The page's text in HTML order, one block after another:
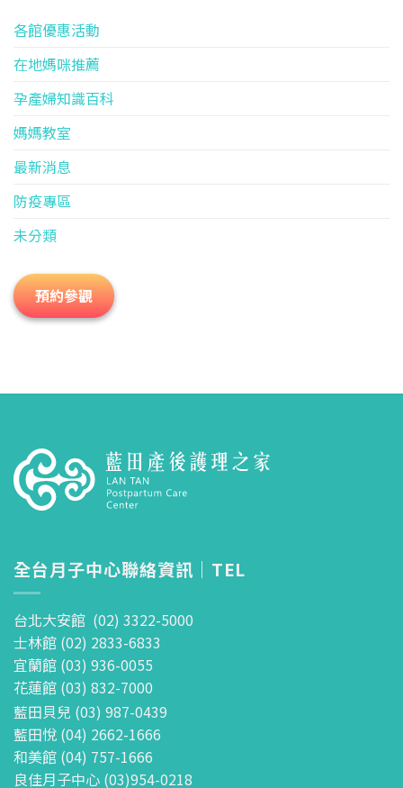
各館優惠活動
在地媽咪推薦
孕產婦知識百科
媽媽教室
最新消息
防疫專區
未分類
預約參觀
全台月子中心聯絡資訊｜TEL
台北大安館 (02) 3322-5000
士林館 (02) 2833-6833
宜蘭館 (03) 936-0055
花蓮館 (03) 832-7000
藍田貝兒 (03) 987-0439
藍田悅 (04) 2662-1666
和美館 (04) 757-1666
良佳月子中心 (03)954-0218